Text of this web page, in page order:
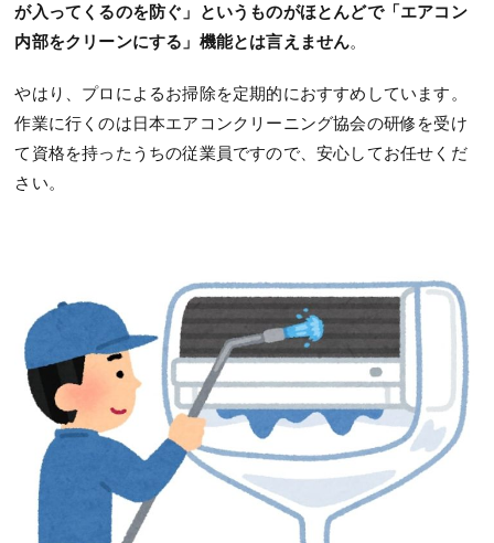
が入ってくるのを防ぐ」というものがほとんどで「エアコン
内部をクリーンにする」機能とは言えません。
やはり、プロによるお掃除を定期的におすすめしています。
作業に行くのは日本エアコンクリーニング協会の研修を受け
て資格を持ったうちの従業員ですので、安心してお任せくだ
さい。